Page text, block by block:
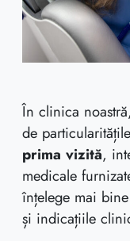
În clinica
de
prima vizită,
medicale
înțelege mai
și indicațiile